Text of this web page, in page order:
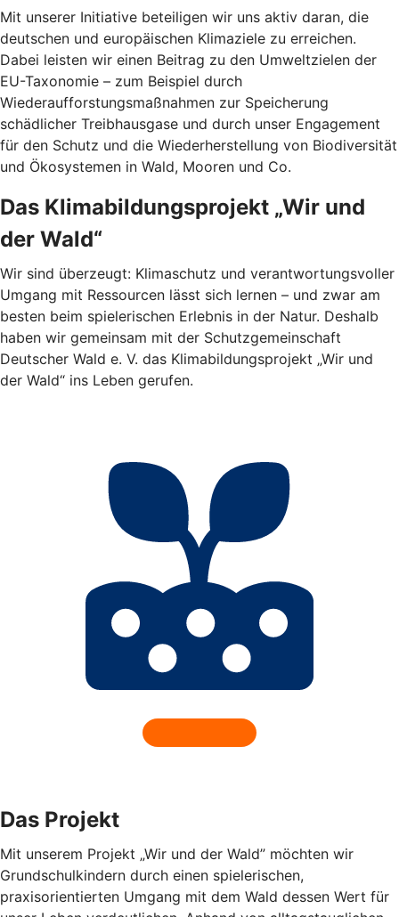
Mit unserer Initiative beteiligen wir uns aktiv daran, die
deutschen und europäischen Klimaziele zu erreichen.
Dabei leisten wir einen Beitrag zu den Umweltzielen der
EU-Taxonomie – zum Beispiel durch
Wiederaufforstungsmaßnahmen zur Speicherung
schädlicher Treibhausgase und durch unser Engagement
für den Schutz und die Wiederherstellung von Biodiversität
und Ökosystemen in Wald, Mooren und Co.
Das Klimabildungsprojekt „Wir und
der Wald“
Wir sind überzeugt: Klimaschutz und verantwortungsvoller
Umgang mit Ressourcen lässt sich lernen – und zwar am
besten beim spielerischen Erlebnis in der Natur. Deshalb
haben wir gemeinsam mit der Schutzgemeinschaft
Deutscher Wald e. V. das Klimabildungsprojekt „Wir und
der Wald“ ins Leben gerufen.
Das Projekt
Mit unserem Projekt „Wir und der Wald” möchten wir
Grundschulkindern durch einen spielerischen,
praxisorientierten Umgang mit dem Wald dessen Wert für